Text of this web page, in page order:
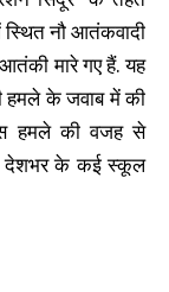
स्थित नौ आतंकवादी
मारे गए हैं. यह
हमले के जवाब में की
हमले की वजह से
देशभर के कई स्कूल